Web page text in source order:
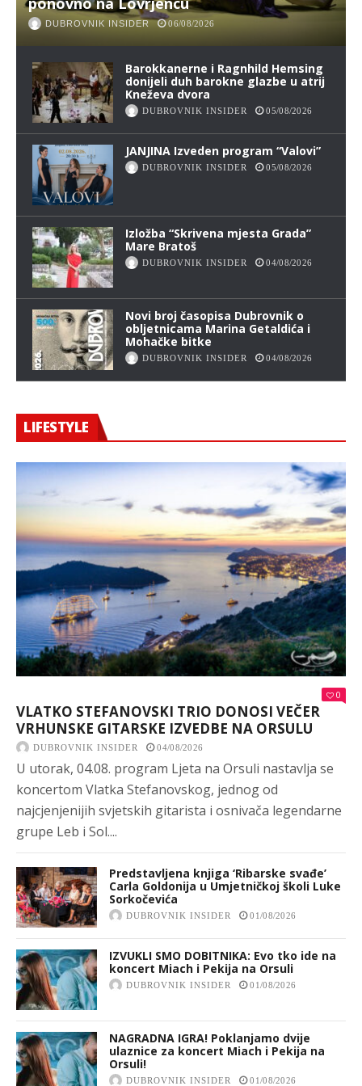
DUBROVNIK INSIDER 06/08/2026
Barokkanerne i Ragnhild Hemsing
donijeli duh barokne glazbe u atrij
Kneževa dvora
DUBROVNIK INSIDER 05/08/2026
JANJINA Izveden program “Valovi”
DUBROVNIK INSIDER 05/08/2026
Izložba “Skrivena mjesta Grada”
Mare Bratoš
DUBROVNIK INSIDER 04/08/2026
Novi broj časopisa Dubrovnik o
obljetnicama Marina Getaldića i
Mohačke bitke
DUBROVNIK INSIDER 04/08/2026
LIFESTYLE
0
VLATKO STEFANOVSKI TRIO DONOSI VEČER
VRHUNSKE GITARSKE IZVEDBE NA ORSULU
DUBROVNIK INSIDER 04/08/2026
U utorak, 04.08. program Ljeta na Orsuli nastavlja se
koncertom Vlatka Stefanovskog, jednog od
najcjenjenijih svjetskih gitarista i osnivača legendarne
grupe Leb i Sol....
Predstavljena knjiga ‘Ribarske svađe’
Carla Goldonija u Umjetničkoj školi Luke
Sorkočevića
DUBROVNIK INSIDER 01/08/2026
IZVUKLI SMO DOBITNIKA: Evo tko ide na
koncert Miach i Pekija na Orsuli
DUBROVNIK INSIDER 01/08/2026
NAGRADNA IGRA! Poklanjamo dvije
ulaznice za koncert Miach i Pekija na
Orsuli!
DUBROVNIK INSIDER 01/08/2026